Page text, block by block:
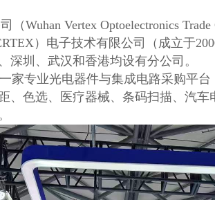
Vertex Optoelectronics Trade
）电子技术有限公司（成立于
深圳、武汉和香港均设有分公司。
业光电器件与集成电路采购平台
、色选、医疗器械、条码扫描、汽